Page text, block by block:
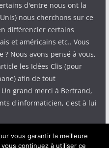
d'entre nous ont la
nous cherchons sur ce
différencier certains
et américains etc.. Vous
Nous avons pensé à vous,
les Idées Clis (pour
afin de tout
grand merci à Bertrand,
d'informaticien, c'est à lui
vous garantir la meilleure
continuez à utiliser ce